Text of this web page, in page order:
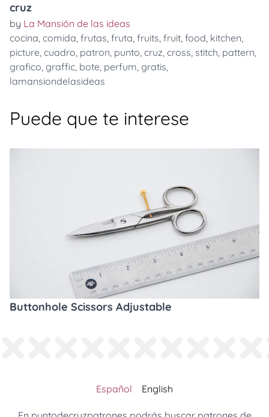
cruz
by La Mansión de las ideas
cocina, comida, frutas, fruta, fruits, fruit, food, kitchen,
picture, cuadro, patron, punto, cruz, cross, stitch, pattern,
grafico, graffic, bote, perfum, gratis,
lamansiondelasideas
Puede que te interese
Buttonhole Scissors Adjustable
Español English